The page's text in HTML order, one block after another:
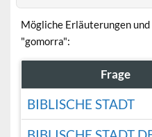
Mögliche Erläuterungen
"gomorra":
Frage
BIBLISCHE STADT